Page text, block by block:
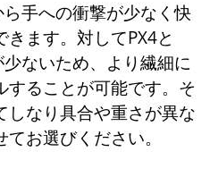
手への衝撃が少なく快
ます。対してPX4と
ないため、より繊細に
することが可能です。そ
しなり具合や重さが異な
お選びください。